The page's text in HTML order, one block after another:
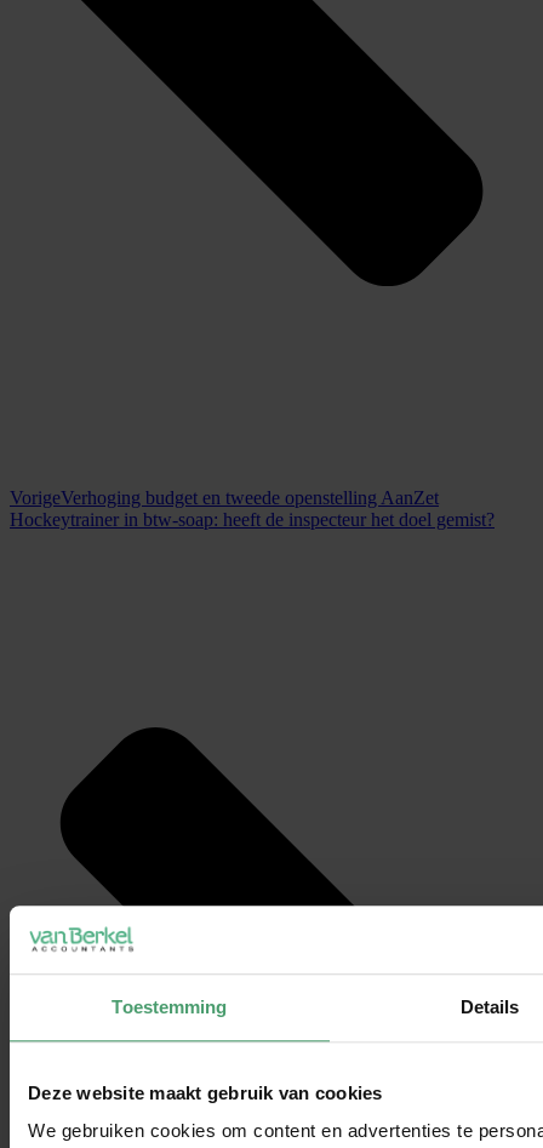
Toestemming Details
Deze website maakt gebruik van cookies
We gebruiken cookies om content en advertenties te
VorigeVerhoging budget en tweede openstelling AanZet
Hockeytrainer in btw-soap: heeft de inspecteur het doel gemist?